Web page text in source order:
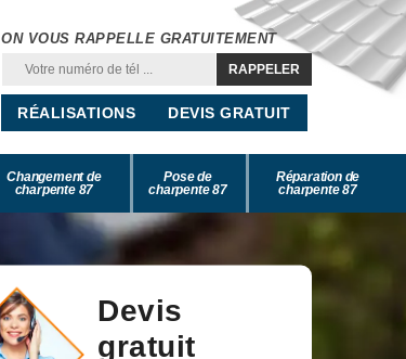
ON VOUS RAPPELLE GRATUITEMENT
RÉALISATIONS DEVIS GRATUIT
Changement de
charpente 87
Pose de
charpente 87
Réparation de
charpente 87
Devis
gratuit